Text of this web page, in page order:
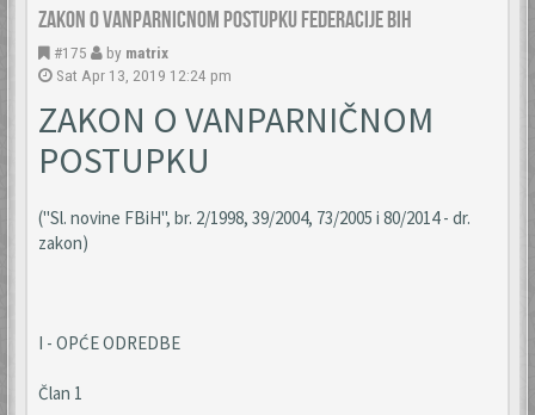
Zakon o vanparnicnom postupku Federacije BiH
#175 by matrix
Sat Apr 13, 2019 12:24 pm
ZAKON O VANPARNIČNOM
POSTUPKU
("Sl. novine FBiH", br. 2/1998, 39/2004, 73/2005 i 80/2014 - dr.
zakon)
I - OPĆE ODREDBE
Član 1